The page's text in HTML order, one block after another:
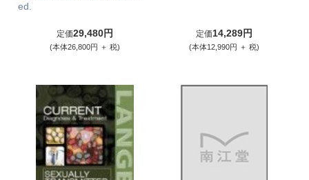
ed.
定価29,480円
(本体26,800円 ＋ 税)
定価14,289円
(本体12,990円 ＋ 税)